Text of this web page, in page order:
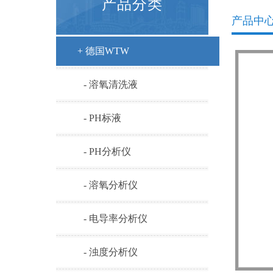
产品分类
+ 德国WTW
- 溶氧清洗液
- PH标液
- PH分析仪
- 溶氧分析仪
- 电导率分析仪
- 浊度分析仪
产品中